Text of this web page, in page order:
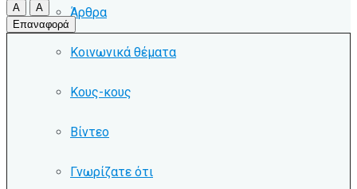
Άρθρα
Κοινωνικά θέματα
Κους-κους
Βίντεο
Γνωρίζατε ότι
A
A
Επαναφορά